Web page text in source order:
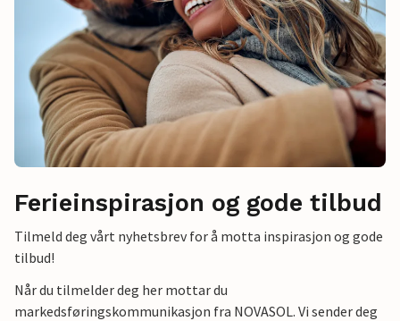
Ferieinspirasjon og gode tilbud
Tilmeld deg vårt nyhetsbrev for å motta inspirasjon og gode
tilbud!
Når du tilmelder deg her mottar du
markedsføringskommunikasjon fra NOVASOL. Vi sender deg